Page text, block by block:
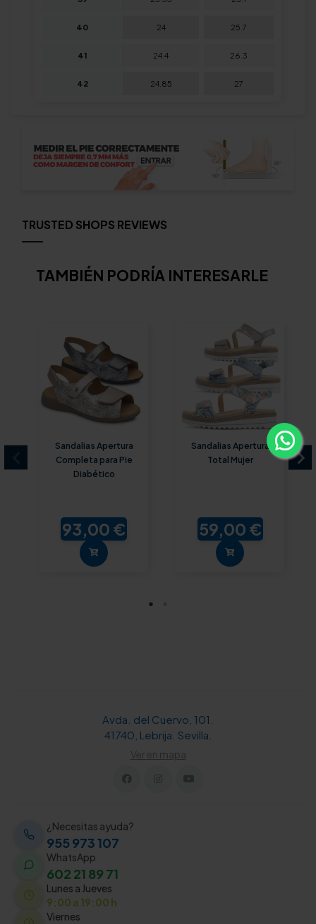
40 24 25.7
41 24.4 26.3
42 24.85 27
TRUSTED SHOPS REVIEWS
TAMBIÉN PODRÍA INTERESARLE
Sandalias Apertura
Completa para Pie
Diabético
93,00 €
Sandalias Apertura
Total Mujer
59,00 €
Avda. del Cuervo, 101.
41740, Lebrija. Sevilla.
Ver en mapa
¿Necesitas ayuda?
955 973 107
WhatsApp
602 21 89 71
Lunes a Jueves
9:00 a 19:00 h
Viernes